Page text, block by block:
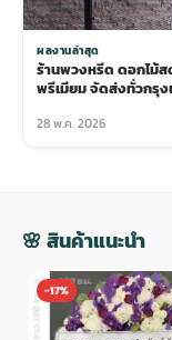
ผลงานล่าสุด
ร้านพวงหรีด ดอกไม้
พรีเมียม จัดส่งทั่วกรุง
28 พ.ค. 2026
🌸 สินค้าแนะนำ
-17%